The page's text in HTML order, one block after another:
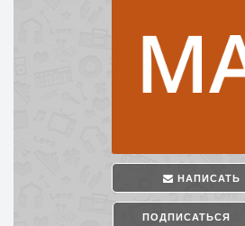
НАПИСАТЬ
ПОДПИСАТЬСЯ